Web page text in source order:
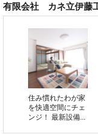
有限会社 カネ立伊藤
住み慣れたわが家
を快適空間にチェ
ンジ！ 最新設備...